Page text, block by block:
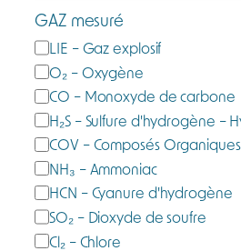
C
a
t
é
g
o
r
i
e
GAZ mesuré
G
a
z
m
e
s
u
r
é
LIE – Gaz explosif
O₂ – Oxygène
CO – Monoxyde de carbone
H₂S – Sulfure d'hydrogène –
COV – Composés
NH₃ – Ammoniac
HCN – Cyanure d'hydrogène
SO₂ – Dioxyde de soufre
Cl₂ – Chlore